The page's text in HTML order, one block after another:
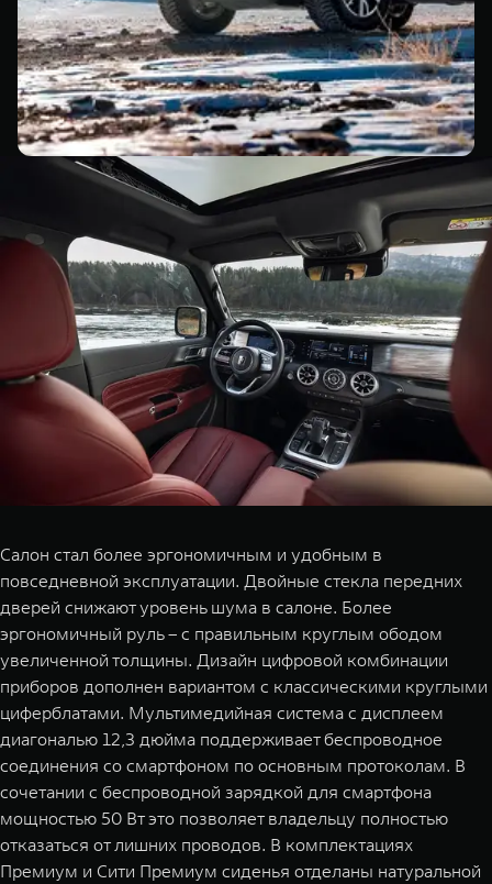
Салон стал более эргономичным и удобным в
повседневной эксплуатации. Двойные стекла передних
дверей снижают уровень шума в салоне. Более
эргономичный руль – с правильным круглым ободом
увеличенной толщины. Дизайн цифровой комбинации
приборов дополнен вариантом с классическими круглыми
циферблатами. Мультимедийная система с дисплеем
диагональю 12,3 дюйма поддерживает беспроводное
соединения со смартфоном по основным протоколам. В
сочетании с беспроводной зарядкой для смартфона
мощностью 50 Вт это позволяет владельцу полностью
отказаться от лишних проводов. В комплектациях
Премиум и Сити Премиум сиденья отделаны натуральной